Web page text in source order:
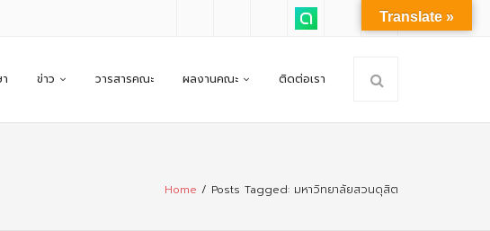
ข่าว วารสารคณะ ผลงานคณะ ติดต่อเรา
Home / Posts Tagged: มหาวิทยาลัยสวนดุสิต
Translate »